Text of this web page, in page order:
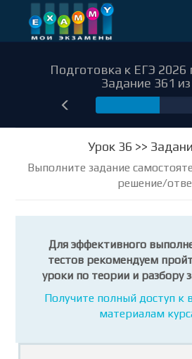
Подготовка к ЕГЭ 2026
Задание 361
Урок 36 >>
Выполните задание
решение/
Для эффективного
тестов рекомендуем
уроки по теории и разбору
Получите полный доступ к
материалам